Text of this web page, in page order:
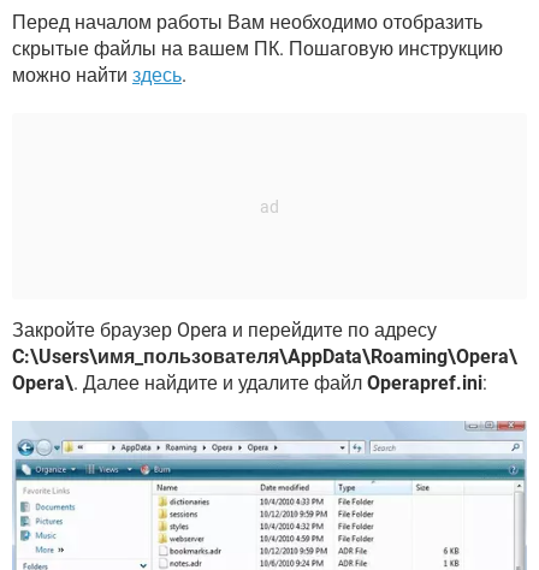
Перед началом работы Вам необходимо отобразить
скрытые файлы на вашем ПК. Пошаговую инструкцию
можно найти здесь.
Закройте браузер Opera и перейдите по адресу
C:\Users\имя_пользователя\AppData\Roaming\Opera\
Opera\. Далее найдите и удалите файл Operapref.ini: